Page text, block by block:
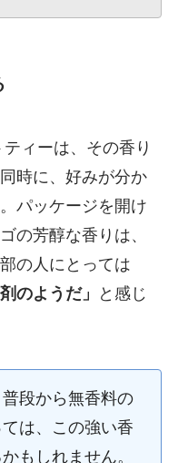
ィーは、その香り
時に、好みが分か
パッケージを開け
の芳醇な香りは、
の人にとっては
のようだ」
と感じ
段から無香料の
は、この強い香
もしれません。